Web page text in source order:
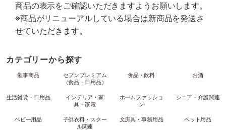
商品の表示をご確認いただきますようお願いします。
※商品がリニューアルしている場合は新商品を発送さ
せていただきます。
カテゴリーから探す
催事商品
セブンプレミアム
（食品・日用品）
食品・飲料 お酒
生活雑貨・日用品
インテリア・家
具・家電
ホームファッショ
ン
シニア・介護関連
ベビー用品
子供衣料・スクー
ル関連
文房具・事務用品 ペット用品